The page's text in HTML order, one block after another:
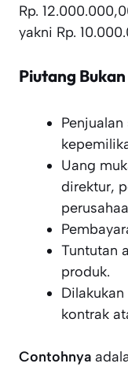
Rp.
yakni Rp.
Piutang
Uang
direktur,
Tuntutan
produk.
kontrak
Contohnya